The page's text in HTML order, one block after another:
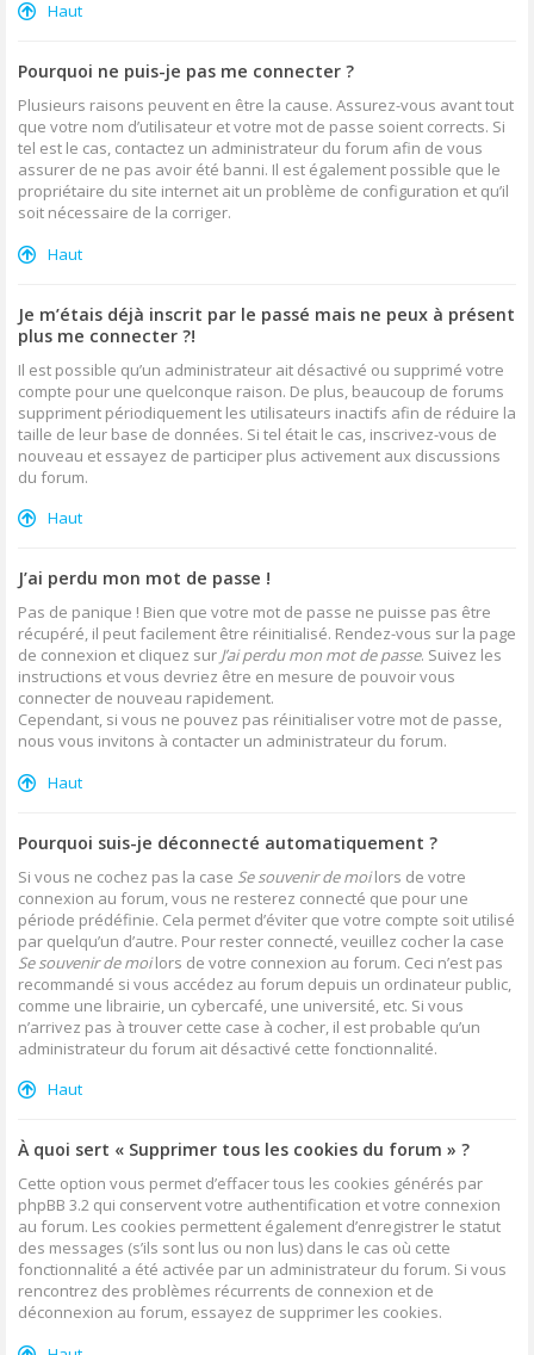
Haut
Pourquoi ne puis-je pas me connecter ?
Plusieurs raisons peuvent en être la cause. Assurez-vous avant tout
que votre nom d’utilisateur et votre mot de passe soient corrects. Si
tel est le cas, contactez un administrateur du forum afin de vous
assurer de ne pas avoir été banni. Il est également possible que le
propriétaire du site internet ait un problème de configuration et qu’il
soit nécessaire de la corriger.
Haut
Je m’étais déjà inscrit par le passé mais ne peux à présent
plus me connecter ?!
Il est possible qu’un administrateur ait désactivé ou supprimé votre
compte pour une quelconque raison. De plus, beaucoup de forums
suppriment périodiquement les utilisateurs inactifs afin de réduire la
taille de leur base de données. Si tel était le cas, inscrivez-vous de
nouveau et essayez de participer plus activement aux discussions
du forum.
Haut
J’ai perdu mon mot de passe !
Pas de panique ! Bien que votre mot de passe ne puisse pas être
récupéré, il peut facilement être réinitialisé. Rendez-vous sur la page
de connexion et cliquez sur J’ai perdu mon mot de passe. Suivez les
instructions et vous devriez être en mesure de pouvoir vous
connecter de nouveau rapidement.
Cependant, si vous ne pouvez pas réinitialiser votre mot de passe,
nous vous invitons à contacter un administrateur du forum.
Haut
Pourquoi suis-je déconnecté automatiquement ?
Si vous ne cochez pas la case Se souvenir de moilors de votre
connexion au forum, vous ne resterez connecté que pour une
période prédéfinie. Cela permet d’éviter que votre compte soit utilisé
par quelqu’un d’autre. Pour rester connecté, veuillez cocher la case
Se souvenir de moilors de votre connexion au forum. Ceci n’est pas
recommandé si vous accédez au forum depuis un ordinateur public,
comme une librairie, un cybercafé, une université, etc. Si vous
n’arrivez pas à trouver cette case à cocher, il est probable qu’un
administrateur du forum ait désactivé cette fonctionnalité.
Haut
À quoi sert « Supprimer tous les cookies du forum » ?
Cette option vous permet d’effacer tous les cookies générés par
phpBB 3.2 qui conservent votre authentification et votre connexion
au forum. Les cookies permettent également d’enregistrer le statut
des messages (s’ils sont lus ou non lus) dans le cas où cette
fonctionnalité a été activée par un administrateur du forum. Si vous
rencontrez des problèmes récurrents de connexion et de
déconnexion au forum, essayez de supprimer les cookies.